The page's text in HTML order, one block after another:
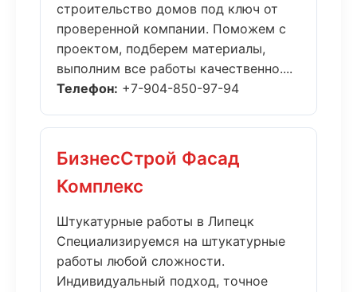
строительство домов под ключ от
проверенной компании. Поможем с
проектом, подберем материалы,
выполним все работы качественно....
Телефон: +7-904-850-97-94
БизнесСтрой Фасад
Комплекс
Штукатурные работы в Липецк
Специализируемся на штукатурные
работы любой сложности.
Индивидуальный подход, точное